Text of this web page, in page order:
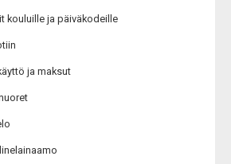
kouluille ja päiväkodeille
ja maksut